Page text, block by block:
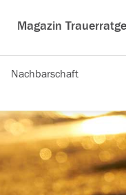
Magazin
Nachbarschaft